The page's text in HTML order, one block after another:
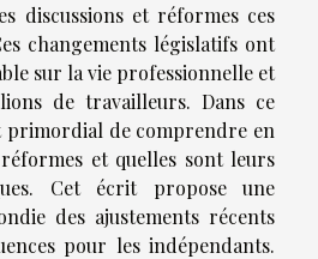
discussions et réformes ces
changements législatifs ont
sur la vie professionnelle et
de travailleurs. Dans ce
primordial de comprendre en
et quelles sont leurs
Cet écrit propose une
des ajustements récents
pour les indépendants.